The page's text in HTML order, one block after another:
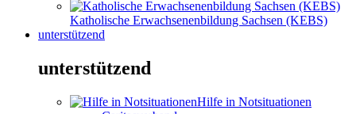
Katholische Erwachsenenbildung Sachsen (KEBS)
unterstützend
unterstützend
Hilfe in Notsituationen